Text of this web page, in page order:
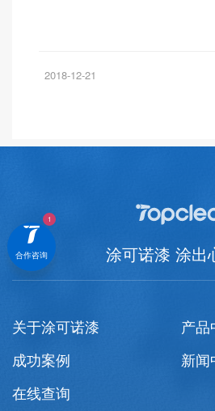
2018-12-21
涂可诺漆 涂出
关于涂可诺漆
产品
成功案例
新闻
在线查询
合作咨询